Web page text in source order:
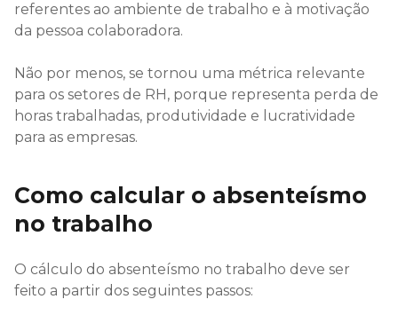
referentes ao ambiente de trabalho e à motivação
da pessoa colaboradora.
Não por menos, se tornou uma métrica relevante
para os setores de RH, porque representa perda de
horas trabalhadas, produtividade e lucratividade
para as empresas.
Como calcular o absenteísmo
no trabalho
O cálculo do absenteísmo no trabalho deve ser
feito a partir dos seguintes passos: